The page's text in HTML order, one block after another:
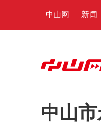
中山网 新闻
中山